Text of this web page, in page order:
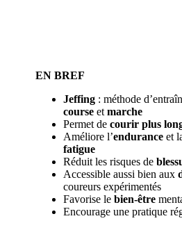
EN BREF
Jeffing : méthode
course etmarche
Permet de courir plus
Améliore l’endurance et
fatigue
Réduit les risques de
Accessible aussi bien aux
coureurs expérimentés
Favorise le bien-être
Encourage une pratique